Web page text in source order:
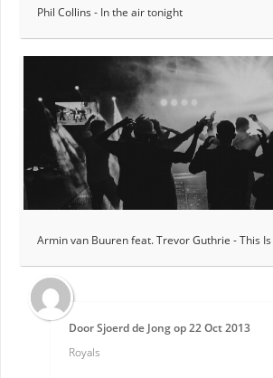
Phil Collins - In the air tonight
Armin van Buuren feat. Trevor Guthrie - This Is
DoorSjoerd de Jongop22 Oct 2013
Royals